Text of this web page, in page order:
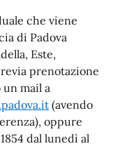
che viene
di Padova
Este,
prenotazione
mail a
(avendo
oppure
dal lunedì al